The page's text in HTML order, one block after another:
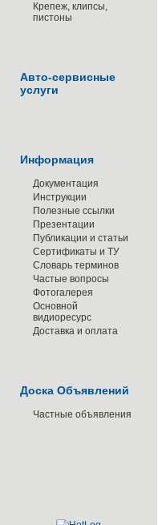
Крепеж, клипсы,
пистоны
Авто-сервисные
услуги
Информация
Документация
Инструкции
Полезные ссылки
Презентации
Публикации и статьи
Сертификаты и ТУ
Словарь терминов
Частые вопросы
Фотогалерея
Основной
видиоресурс
Доставка и оплата
Доска Объявлений
Частные объявления